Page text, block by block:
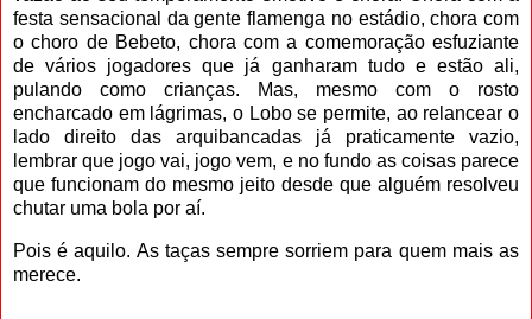
festa sensacional da gente flamenga no estádio, chora com
o choro de Bebeto, chora com a comemoração esfuziante
de vários jogadores que já ganharam tudo e estão ali,
pulando como crianças. Mas, mesmo com o rosto
encharcado em lágrimas, o Lobo se permite, ao relancear o
lado direito das arquibancadas já praticamente vazio,
lembrar que jogo vai, jogo vem, e no fundo as coisas parece
que funcionam do mesmo jeito desde que alguém resolveu
chutar uma bola por aí.
Pois é aquilo. As taças sempre sorriem para quem mais as
merece.